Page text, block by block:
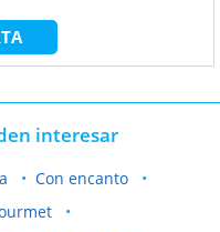
interesar
Con encanto